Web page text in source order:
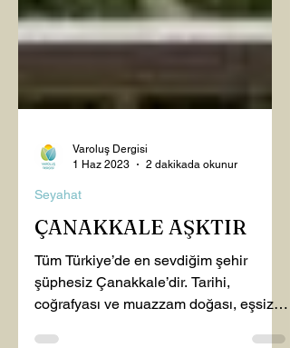
Varoluş Dergisi
Seyahat
ÇANAKKALE AŞKTIR
Tüm Türkiye’de en sevdiğim şehir